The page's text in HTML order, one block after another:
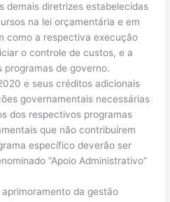
demais diretrizes estabelecidas
na lei orçamentária e em
como a respectiva execução
o controle de custos, e a
programas de governo.
e seus créditos adicionais
governamentais necessárias
dos respectivos programas
que não contribuírem
específico deverão ser
“Apoio Administrativo”
da gestão